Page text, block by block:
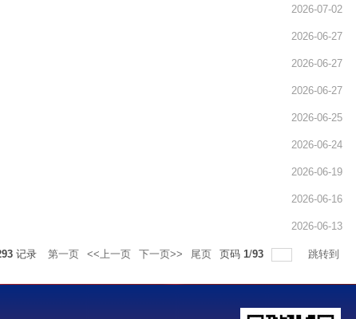
2026-07-02
2026-06-27
2026-06-27
2026-06-27
2026-06-25
2026-06-24
2026-06-19
2026-06-16
2026-06-13
记录 第一页 <<上一页 下一页>> 尾页 页码 1/93 跳转到